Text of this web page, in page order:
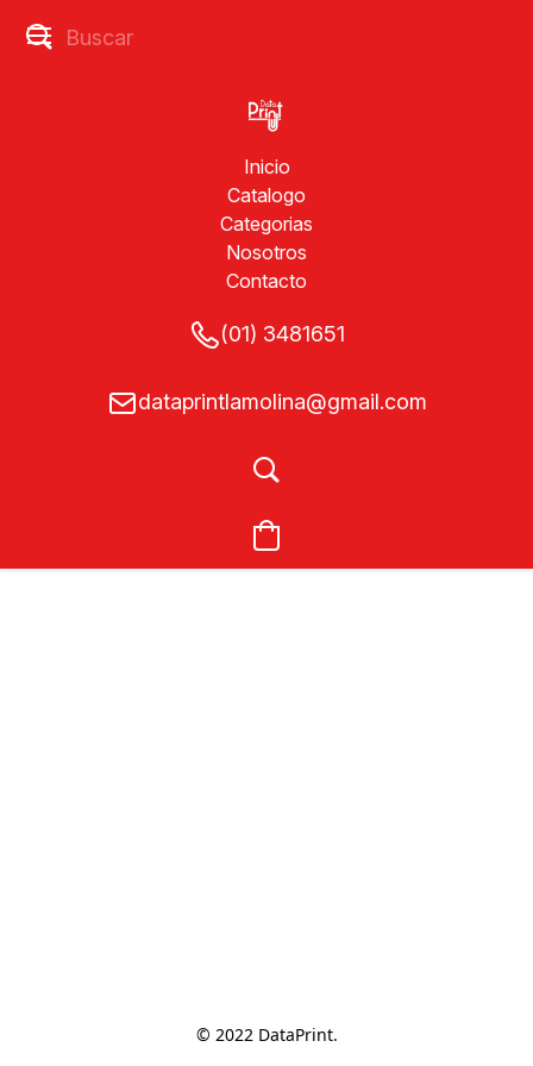
Inicio
Catalogo
Categorias
Nosotros
Contacto
(01) 3481651
dataprintlamolina@gmail.com
© 2022 DataPrint.